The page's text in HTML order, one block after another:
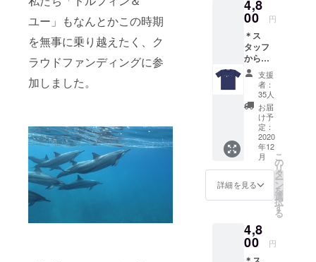
ユー」もなんとかこの時期
を無事に乗り越えたく、ク
ラウドファンディングに参
加しました。
CEO、
ハワイ
で野生
のイル
カと泳
ぐ起業
家、リ
チャー
ド・
ホーラ
ンドの
著書
「タイ
トルは
いらな
い ア
イアム
（イル
カやハ
ワイの
4,8
00 円
＊ス
タッフ
からの
サン
キュー
カード
＊デザ
イナー
がデザ
インし
たオリ
ジナルT
シャツ
「ALO
HA」の
文字の
ルカが
ジャン
プして
支援
者：
35人
お届
け予
定：
2020
年12
月
詳細を見る
こ
の
リ
タ
ー
ン
を
選
択
す
る
4,8
00 円